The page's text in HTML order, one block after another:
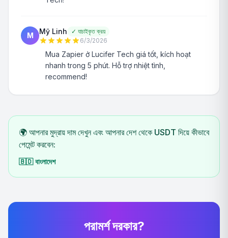
M Mỹ Linh ✓ যাচাইকৃত ক্রয়
6/3/2026
Mua Zapier ở Lucifer Tech giá tốt, kích hoạt
nhanh trong 5 phút. Hỗ trợ nhiệt tình,
recommend!
🌍 আপনার মুদ্রায় দাম দেখুন এবং আপনার দেশ থেকে USDT দিয়ে কীভাবে
পেমেন্ট করবেন:
🇧🇩 বাংলাদেশ
পরামর্শ দরকার?